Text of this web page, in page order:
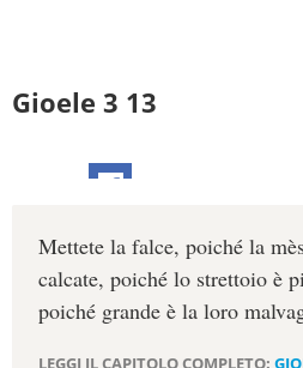
Gioele 3 13
Mettete la falce, poiché la
calcate, poiché lo strettoio è
poiché grande è la loro
LEGGI IL CAPITOLO COMPLETO: